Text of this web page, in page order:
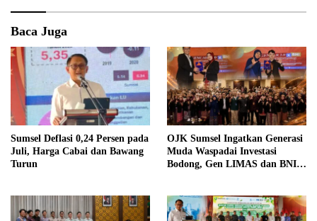
Baca Juga
Sumsel Deflasi 0,24 Persen pada
Juli, Harga Cabai dan Bawang
Turun
OJK Sumsel Ingatkan Generasi
Muda Waspadai Investasi
Bodong, Gen LIMAS dan BNI